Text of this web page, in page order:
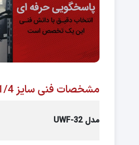
مشخصات فنی سایز 1.1/4 اینچ:
مدل UWF-32